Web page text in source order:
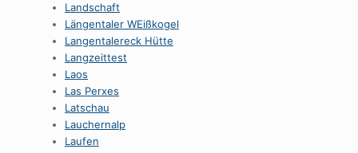
Landschaft
Längentaler WEißkogel
Langentalereck Hütte
Langzeittest
Laos
Las Perxes
Latschau
Lauchernalp
Laufen